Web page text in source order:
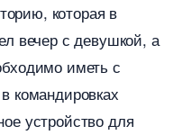
которая
вечер с девушкой, а
иметь с
командировках
устройство для